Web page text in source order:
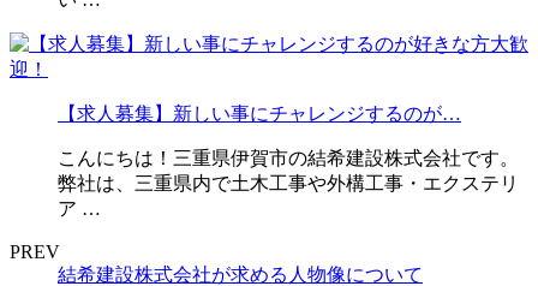
【求人募集】新しい事にチャレンジするのが…
こんにちは！三重県伊賀市の結希建設株式会社です。
弊社は、三重県内で土木工事や外構工事・エクステリ
ア …
PREV
結希建設株式会社が求める人物像について